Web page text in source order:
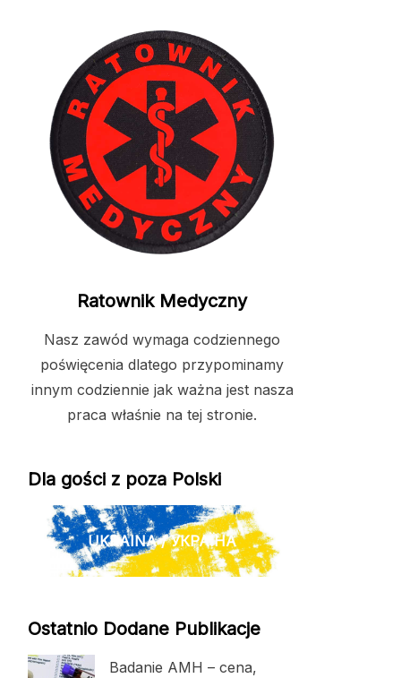
Ratownik Medyczny
Nasz zawód wymaga codziennego
poświęcenia dlatego przypominamy
innym codziennie jak ważna jest nasza
praca właśnie na tej stronie.
Dla gości z poza Polski
UKRAINA / УКРАЇНА
Ostatnio Dodane Publikacje
Badanie AMH – cena,